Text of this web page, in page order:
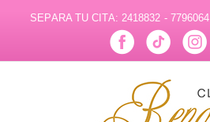
SEPARA TU CITA: 2418832 - 7796064